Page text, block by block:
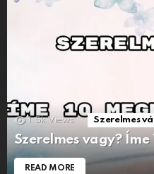
1.5k Views Szerelmes
Szerelmes vagy?
READ MORE